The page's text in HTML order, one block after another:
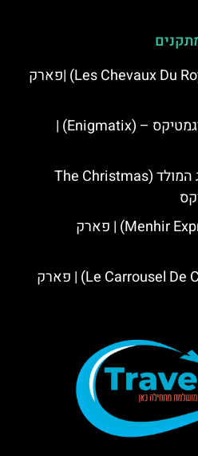
קרוסלת סוסי המלך – (Les Chevaux Du Roy) |פארק
אטרקציית החשיבה: אניגמטיקס – (Enigmatix) |
כריסמס בפארק: שוק חג המולד (The Christmas
מנהיר אקספרס – (Menhir Express) | פארק
קרוסלת הקיסר – (Le Carrousel De Cesar) | פארק